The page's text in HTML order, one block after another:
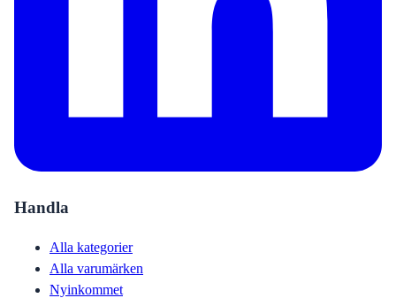
Handla
Alla kategorier
Alla varumärken
Nyinkommet